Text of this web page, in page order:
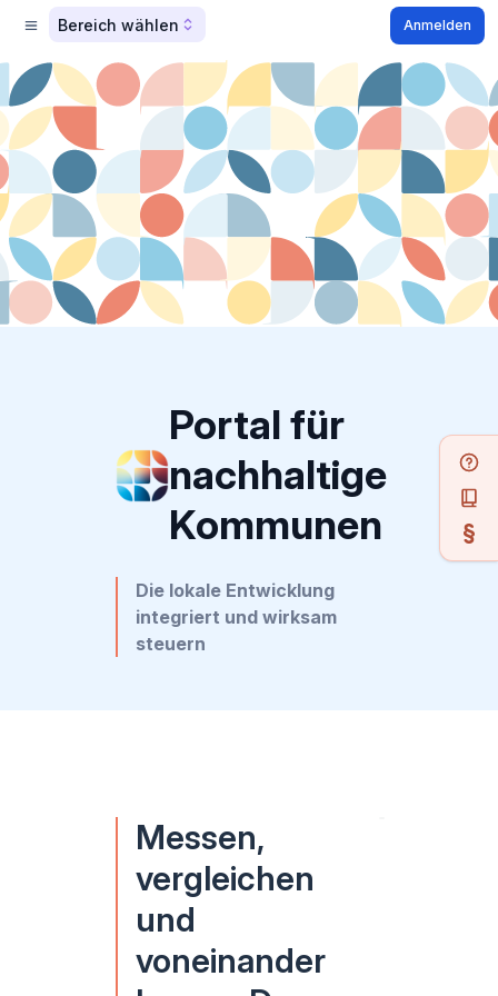
Bereich wählen Anmelden
Portal für
nachhaltige
Kommunen
Die lokale Entwicklung
integriert und wirksam
steuern
Messen,
vergleichen
und
voneinander